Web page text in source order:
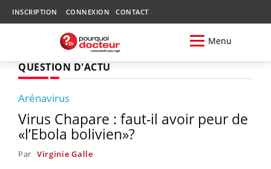
INSCRIPTION CONNEXION CONTACT
Menu
QUESTION D'ACTU
Arénavirus
Virus Chapare : faut-il avoir peur de
«l’Ebola bolivien»?
Par Virginie Galle